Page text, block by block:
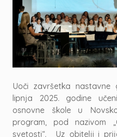
Uoči završetka nastavne
lipnja 2025. godine
osnovne škole u
program, pod nazivom
svetosti“. Uz obitelji i